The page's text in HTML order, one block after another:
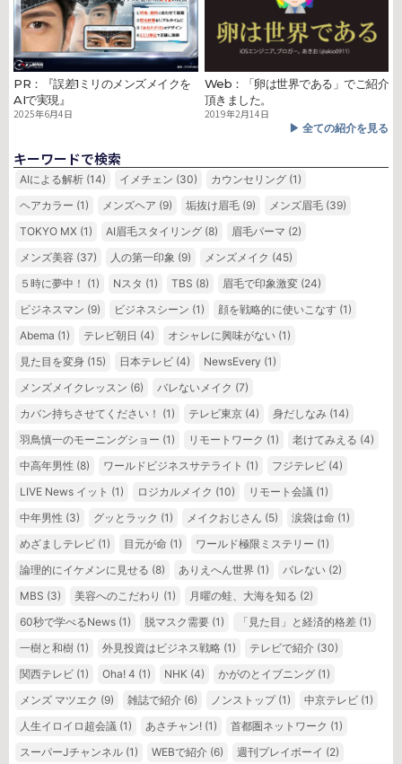
PR：『誤差1ミリのメンズメイクを
AIで実現』
2025年6月4日
Web：「卵は世界である」でご紹介
頂きました。
2019年2月14日
▶︎ 全ての紹介を見る
キーワードで検索
AIによる解析 (14) イメチェン (30) カウンセリング (1)
ヘアカラー (1) メンズヘア (9) 垢抜け眉毛 (9) メンズ眉毛 (39)
TOKYO MX (1) AI眉毛スタイリング (8) 眉毛パーマ (2)
メンズ美容 (37) 人の第一印象 (9) メンズメイク (45)
５時に夢中！ (1) Nスタ (1) TBS (8) 眉毛で印象激変 (24)
ビジネスマン (9) ビジネスシーン (1) 顔を戦略的に使いこなす (1)
Abema (1) テレビ朝日 (4) オシャレに興味がない (1)
見た目を変身 (15) 日本テレビ (4) NewsEvery (1)
メンズメイクレッスン (6) バレないメイク (7)
カバン持ちさせてください！ (1) テレビ東京 (4) 身だしなみ (14)
羽鳥慎一のモーニングショー (1) リモートワーク (1) 老けてみえる (4)
中高年男性 (8) ワールドビジネスサテライト (1) フジテレビ (4)
LIVE News イット (1) ロジカルメイク (10) リモート会議 (1)
中年男性 (3) グッとラック (1) メイクおじさん (5) 涙袋は命 (1)
めざましテレビ (1) 目元が命 (1) ワールド極限ミステリー (1)
論理的にイケメンに見せる (8) ありえへん世界 (1) バレない (2)
MBS (3) 美容へのこだわり (1) 月曜の蛙、大海を知る (2)
60秒で学べるNews (1) 脱マスク需要 (1) 「見た目」と経済的格差 (1)
一樹と和樹 (1) 外見投資はビジネス戦略 (1) テレビで紹介 (30)
関西テレビ (1) Oha! 4 (1) NHK (4) かがのとイブニング (1)
メンズ マツエク (9) 雑誌で紹介 (6) ノンストップ (1) 中京テレビ (1)
人生イロイロ超会議 (1) あさチャン! (1) 首都圏ネットワーク (1)
スーパーJチャンネル (1) WEBで紹介 (6) 週刊プレイボーイ (2)